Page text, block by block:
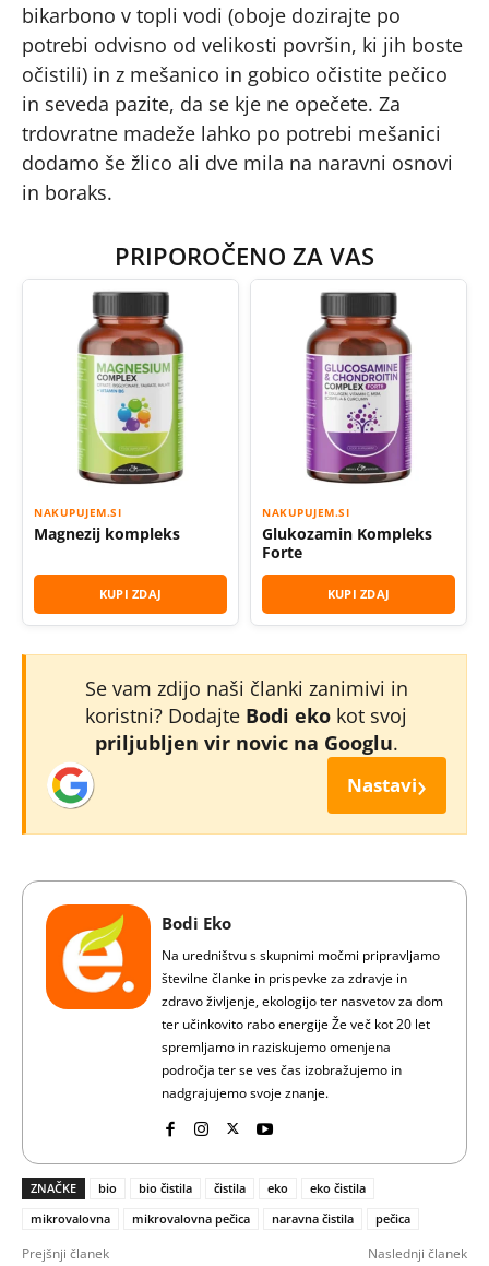
bikarbono v topli vodi (oboje dozirajte po
potrebi odvisno od velikosti površin, ki jih boste
očistili) in z mešanico in gobico očistite pečico
in seveda pazite, da se kje ne opečete. Za
trdovratne madeže lahko po potrebi mešanici
dodamo še žlico ali dve mila na naravni osnovi
in boraks.
PRIPOROČENO ZA VAS
NAKUPUJEM.SI
Magnezij kompleks
KUPI ZDAJ
NAKUPUJEM.SI
Glukozamin Kompleks
Forte
KUPI ZDAJ
Se vam zdijo naši članki zanimivi in
koristni? Dodajte Bodi eko kot svoj
priljubljen vir novic na Googlu.
Nastavi›
Bodi Eko
Na uredništvu s skupnimi močmi pripravljamo
številne članke in prispevke za zdravje in
zdravo življenje, ekologijo ter nasvetov za dom
ter učinkovito rabo energije Že več kot 20 let
spremljamo in raziskujemo omenjena
področja ter se ves čas izobražujemo in
nadgrajujemo svoje znanje.
ZNAČKE bio bio čistila čistila eko
eko čistila
mikrovalovna
mikrovalovna pečica naravna čistila pečica
Prejšnji članek Naslednji članek